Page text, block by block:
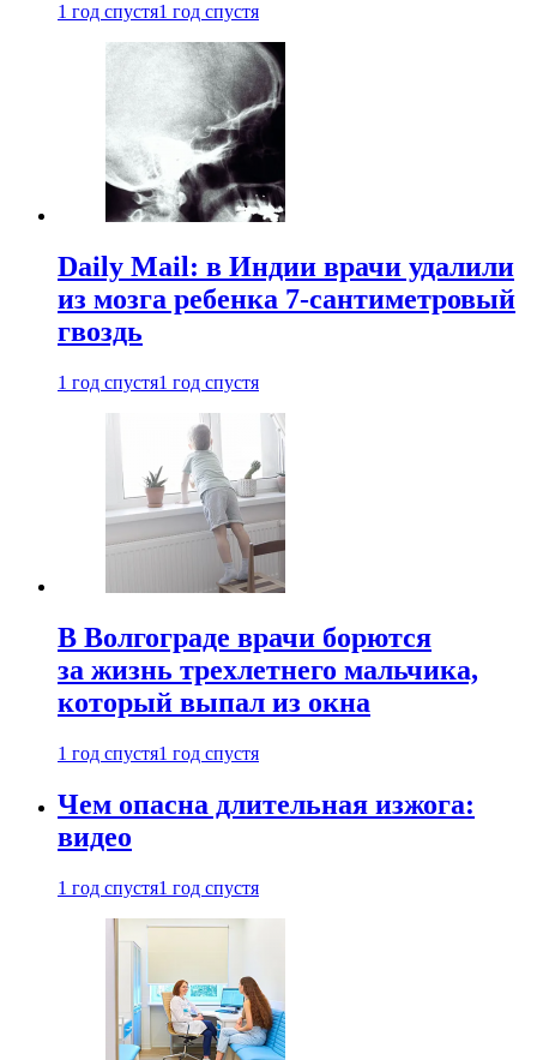
1 год спустя1 год спустя
Daily Mail: в Индии врачи удалили
из мозга ребенка 7-сантиметровый
гвоздь
1 год спустя1 год спустя
В Волгограде врачи борются
за жизнь трехлетнего мальчика,
который выпал из окна
1 год спустя1 год спустя
Чем опасна длительная изжога:
видео
1 год спустя1 год спустя